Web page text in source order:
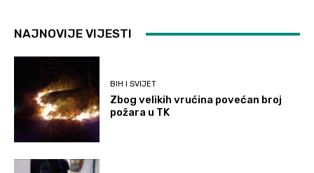
NAJNOVIJE VIJESTI
BIH I SVIJET
Zbog velikih vrućina povećan broj
požara u TK